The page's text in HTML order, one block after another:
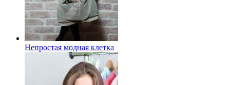
Непростая модная клетка